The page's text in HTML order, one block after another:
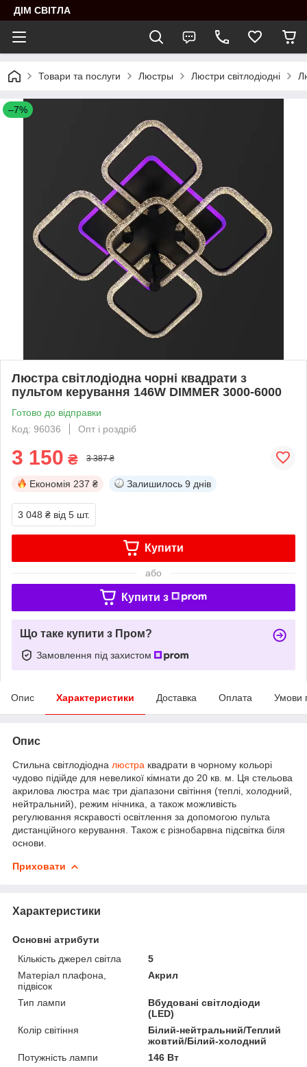
ДІМ СВІТЛА
Товари та послуги Люстры Люстри світлодіодні
–7%
Люстра світлодіодна чорні квадрати з
пультом керування 146W DIMMER 3000-6000
Готово до відправки
Код: 96036
Опт і роздріб
3 150 ₴ 3 387 ₴
Економія 237 ₴ Залишилось 9 днів
3 048 ₴ від 5 шт.
Купити
або
Купити з
Що таке купити з Пром?
Замовлення під захистом
Опис Характеристики Доставка Оплата Умови
Опис
Стильна світлодіодна люстра квадрати в чорному кольорі
чудово підійде для невеликої кімнати до 20 кв. м. Ця стельова
акрилова люстра має три діапазони світіння (теплі, холодний,
нейтральний), режим нічника, а також можливість
регулювання яскравості освітлення за допомогою пульта
дистанційного керування. Також є різнобарвна підсвітка біля
основи.
Приховати
Характеристики
Основні атрибути
Кількість джерел світла
5
Матеріал плафона,
підвісок
Акрил
Тип лампи
Вбудовані світлодіоди
(LED)
Колір світіння
Білий-нейтральний/Теплий
жовтий/Білий-холодний
Потужність лампи
146 Вт